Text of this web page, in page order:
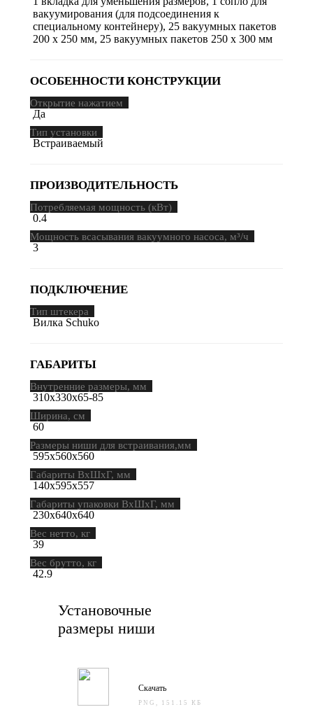
вакуумирования (для подсоединения к
специальному контейнеру), 25 вакуумных пакетов
200 x 250 мм, 25 вакуумных пакетов 250 x 300 мм
ОСОБЕННОСТИ КОНСТРУКЦИИ
Открытие нажатием
Да
Тип установки
Встраиваемый
ПРОИЗВОДИТЕЛЬНОСТЬ
Потребляемая мощность (кВт)
0.4
Мощность всасывания вакуумного насоса, м³/ч
3
ПОДКЛЮЧЕНИЕ
Тип штекера
Вилка Schuko
ГАБАРИТЫ
Внутренние размеры, мм
310х330х65-85
Ширина, см
60
Размеры ниши для встраивания,мм
595х560х560
Габариты ВхШхГ, мм
140х595х557
Габариты упаковки ВхШхГ, мм
230х640х640
Вес нетто, кг
39
Вес брутто, кг
42.9
Установочные
размеры ниши
Скачать
PNG, 151.15 КБ